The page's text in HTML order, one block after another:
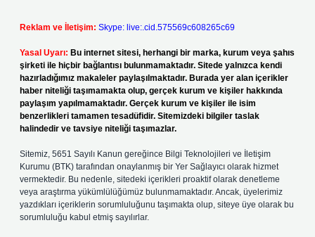
Reklam ve İletişim: Skype: live:.cid.575569c608265c69
Yasal Uyarı: Bu internet sitesi, herhangi bir marka, kurum veya şahıs
şirketi ile hiçbir bağlantısı bulunmamaktadır. Sitede yalnızca kendi
hazırladığımız makaleler paylaşılmaktadır. Burada yer alan içerikler
haber niteliği taşımamakta olup, gerçek kurum ve kişiler hakkında
paylaşım yapılmamaktadır. Gerçek kurum ve kişiler ile isim
benzerlikleri tamamen tesadüfidir. Sitemizdeki bilgiler taslak
halindedir ve tavsiye niteliği taşımazlar.
Sitemiz, 5651 Sayılı Kanun gereğince Bilgi Teknolojileri ve İletişim
Kurumu (BTK) tarafından onaylanmış bir Yer Sağlayıcı olarak hizmet
vermektedir. Bu nedenle, sitedeki içerikleri proaktif olarak denetleme
veya araştırma yükümlülüğümüz bulunmamaktadır. Ancak, üyelerimiz
yazdıkları içeriklerin sorumluluğunu taşımakta olup, siteye üye olarak bu
sorumluluğu kabul etmiş sayılırlar.